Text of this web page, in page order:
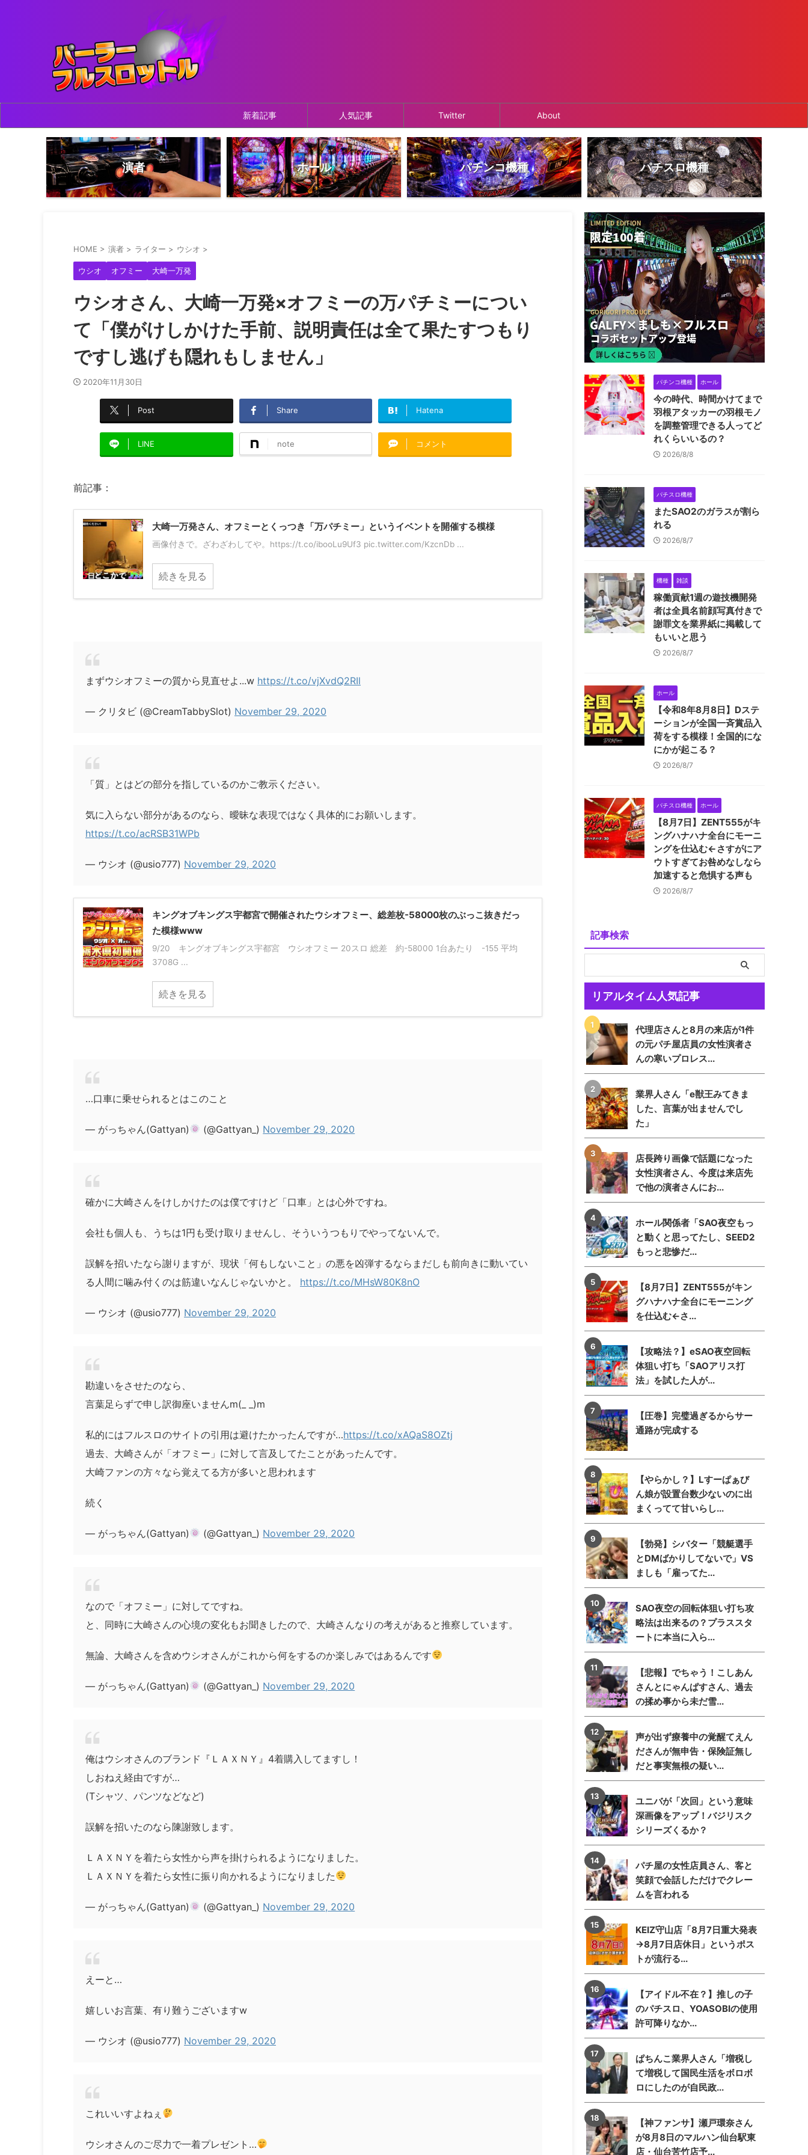
新着記事 人気記事 Twitter About
演者 ホール パチンコ機種 パチスロ機種
HOME > 演者 > ライター > ウシオ >
ウシオ オフミー 大崎一万発
ウシオさん、大崎一万発×オフミーの万パチミーについ
て「僕がけしかけた手前、説明責任は全て果たすつもり
ですし逃げも隠れもしません」
2020年11月30日
Post Share Hatena
LINE note コメント
前記事：
大崎一万発さん、オフミーとくっつき「万パチミー」というイベントを開催する模様
画像付きで。ざわざわしてや。https://t.co/ibooLu9Uf3 pic.twitter.com/KzcnDb ...
続きを見る
まずウシオフミーの質から見直せよ...w https://t.co/vjXvdQ2RIl
— クリタビ (@CreamTabbySlot) November 29, 2020
「質」とはどの部分を指しているのかご教示ください。
気に入らない部分があるのなら、曖昧な表現ではなく具体的にお願いします。
https://t.co/acRSB31WPb
— ウシオ (@usio777) November 29, 2020
キングオブキングス宇都宮で開催されたウシオフミー、総差枚-58000枚のぶっこ抜きだっ
た模様www
9/20 キングオブキングス宇都宮 ウシオフミー 20スロ 総差 約-58000 1台あたり -155 平均
3708G ...
続きを見る
…口車に乗せられるとはこのこと
— がっちゃん(Gattyan) (@Gattyan_) November 29, 2020
確かに大崎さんをけしかけたのは僕ですけど「口車」とは心外ですね。
会社も個人も、うちは1円も受け取りませんし、そういうつもりでやってないんで。
誤解を招いたなら謝りますが、現状「何もしないこと」の悪を凶弾するならまだしも前向きに動いてい
る人間に噛み付くのは筋違いなんじゃないかと。 https://t.co/MHsW80K8nO
— ウシオ (@usio777) November 29, 2020
勘違いをさせたのなら、
言葉足らずで申し訳御座いませんm(_ _)m
私的にはフルスロのサイトの引用は避けたかったんですが…https://t.co/xAQaS8OZtj
過去、大崎さんが「オフミー」に対して言及してたことがあったんです。
大崎ファンの方々なら覚えてる方が多いと思われます
続く
— がっちゃん(Gattyan) (@Gattyan_) November 29, 2020
なので「オフミー」に対してですね。
と、同時に大崎さんの心境の変化もお聞きしたので、大崎さんなりの考えがあると推察しています。
無論、大崎さんを含めウシオさんがこれから何をするのか楽しみではあるんです
— がっちゃん(Gattyan) (@Gattyan_) November 29, 2020
俺はウシオさんのブランド『ＬＡＸＮＹ』4着購入してますし！
しおねえ経由ですが…
(Tシャツ、パンツなどなど)
誤解を招いたのなら陳謝致します。
ＬＡＸＮＹを着たら女性から声を掛けられるようになりました。
ＬＡＸＮＹを着たら女性に振り向かれるようになりました
— がっちゃん(Gattyan) (@Gattyan_) November 29, 2020
えーと…
嬉しいお言葉、有り難うございますw
— ウシオ (@usio777) November 29, 2020
これいいすよねぇ
ウシオさんのご尽力で一着プレゼント…
パチンコ機種 ホール
今の時代、時間かけてまで
羽根アタッカーの羽根モノ
を調整管理できる人ってど
れくらいいるの？
2026/8/8
パチスロ機種
またSAO2のガラスが割ら
れる
2026/8/7
機種 雑談
稼働貢献1週の遊技機開発
者は全員名前顔写真付きで
謝罪文を業界紙に掲載して
もいいと思う
2026/8/7
ホール
【令和8年8月8日】Dステ
ーションが全国一斉賞品入
荷をする模様！全国的にな
にかが起こる？
2026/8/7
パチスロ機種 ホール
【8月7日】ZENT555がキ
ングハナハナ全台にモーニ
ングを仕込む←さすがにア
ウトすぎてお咎めなしなら
加速すると危惧する声も
2026/8/7
記事検索
リアルタイム人気記事
代理店さんと8月の来店が1件
の元パチ屋店員の女性演者さ
んの寒いプロレス...
業界人さん「e獣王みてきま
した、言葉が出ませんでし
た」
店長跨り画像で話題になった
女性演者さん、今度は来店先
で他の演者さんにお...
ホール関係者「SAO夜空もっ
と動くと思ってたし、SEED2
もっと悲惨だ...
【8月7日】ZENT555がキン
グハナハナ全台にモーニング
を仕込む←さ...
【攻略法？】eSAO夜空回転
体狙い打ち「SAOアリス打
法」を試した人が...
【圧巻】完璧過ぎるからサー
通路が完成する
【やらかし？】Lすーぱぁび
ん娘が設置台数少ないのに出
まくってて甘いらし...
【勃発】シバター「競艇選手
とDMばかりしてないで」VS
ましも「雇ってた...
SAO夜空の回転体狙い打ち攻
略法は出来るの？プラススタ
ートに本当に入ら...
【悲報】でちゃう！こしあん
さんとにゃんぱすさん、過去
の揉め事から未だ雪...
声が出ず療養中の覚醒てえん
ださんが無申告・保険証無し
だと事実無根の疑い...
ユニバが「次回」という意味
深画像をアップ！バジリスク
シリーズくるか？
パチ屋の女性店員さん、客と
笑顔で会話しただけでクレー
ムを言われる
KEIZ守山店「8月7日重大発表
→8月7日店休日」というポス
トが流行る...
【アイドル不在？】推しの子
のパチスロ、YOASOBIの使用
許可降りなか...
ぱちんこ業界人さん「増税し
て増税して国民生活をボロボ
ロにしたのが自民政...
【神ファンサ】瀬戸環奈さん
が8月8日のマルハン仙台駅東
店・仙台苦竹店予...